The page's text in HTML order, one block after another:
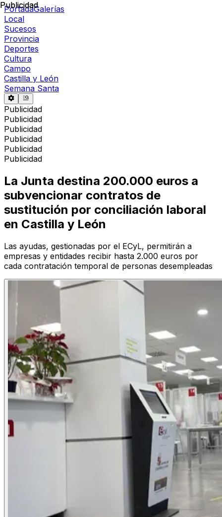
PortadaGalerías
Local
Sucesos
Provincia
Deportes
Cultura
Campo
Castilla y León
Semana Santa
Publicidad
Publicidad
Publicidad
Publicidad
Publicidad
Publicidad
Publicidad
La Junta destina 200.000 euros a
subvencionar contratos de
sustitución por conciliación laboral
en Castilla y León
Las ayudas, gestionadas por el ECyL, permitirán a
empresas y entidades recibir hasta 2.000 euros por
cada contratación temporal de personas desempleadas
Publicidad